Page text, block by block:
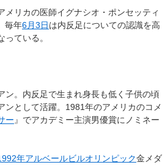
メリカの医師イグナシオ・ポンセッティ
毎年6月3日は内反足についての認識を高
ている。
ン。内反足で生まれ身長も低く子供の頃
ンとして活躍。1981年のアメリカのコメ
ー 』でアカデミー主演男優賞にノミネー
年アルベールビルオリンピック金メダ